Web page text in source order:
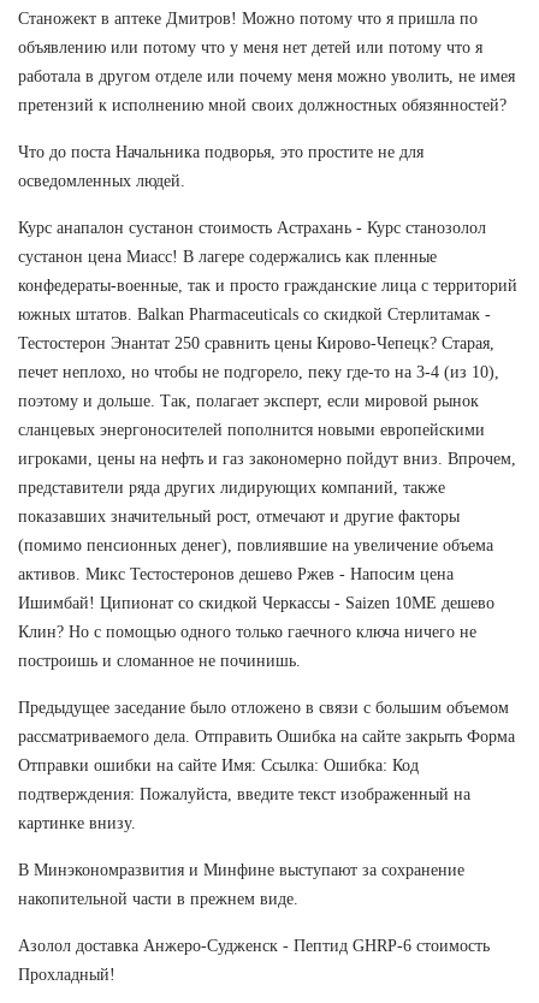
Станожект в аптеке Дмитров! Можно потому что я пришла по
объявлению или потому что у меня нет детей или потому что я
работала в другом отделе или почему меня можно уволить, не имея
претензий к исполнению мной своих должностных обязянностей?
Что до поста Начальника подворья, это простите не для
осведомленных людей.
Курс анапалон сустанон стоимость Астрахань - Курс станозолол
сустанон цена Миасс! В лагере содержались как пленные
конфедераты-военные, так и просто гражданские лица с территорий
южных штатов. Balkan Pharmaceuticals со скидкой Стерлитамак -
Тестостерон Энантат 250 сравнить цены Кирово-Чепецк? Старая,
печет неплохо, но чтобы не подгорело, пеку где-то на 3-4 (из 10),
поэтому и дольше. Так, полагает эксперт, если мировой рынок
сланцевых энергоносителей пополнится новыми европейскими
игроками, цены на нефть и газ закономерно пойдут вниз. Впрочем,
представители ряда других лидирующих компаний, также
показавших значительный рост, отмечают и другие факторы
(помимо пенсионных денег), повлиявшие на увеличение объема
активов. Микс Тестостеронов дешево Ржев - Напосим цена
Ишимбай! Ципионат со скидкой Черкассы - Saizen 10ME дешево
Клин? Но с помощью одного только гаечного ключа ничего не
построишь и сломанное не починишь.
Предыдущее заседание было отложено в связи с большим объемом
рассматриваемого дела. Отправить Ошибка на сайте закрыть Форма
Отправки ошибки на сайте Имя: Ссылка: Ошибка: Код
подтверждения: Пожалуйста, введите текст изображенный на
картинке внизу.
В Минэкономразвития и Минфине выступают за сохранение
накопительной части в прежнем виде.
Азолол доставка Анжеро-Судженск - Пептид GHRP-6 стоимость
Прохладный!